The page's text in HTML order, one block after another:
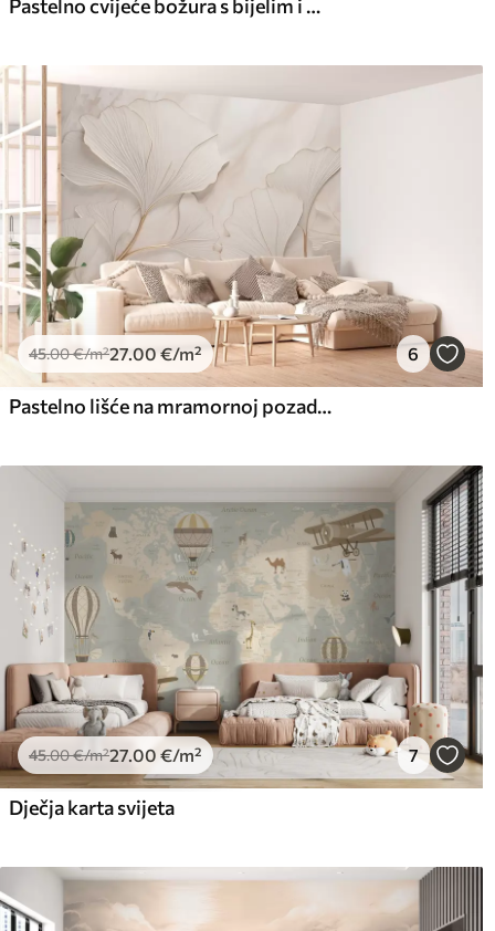
Pastelno cvijeće božura s bijelim i bež delikatnim laticama i bijelim linijama na svijetlo bež pozadini
45.00€/m²27.00 €/m² 6
Pastelno lišće na mramornoj pozadini u bež tonovima
45.00€/m²27 .00 €/m² 7
Dječja karta svijeta